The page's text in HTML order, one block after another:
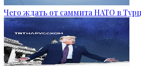
Чего ждать от саммита НАТО в